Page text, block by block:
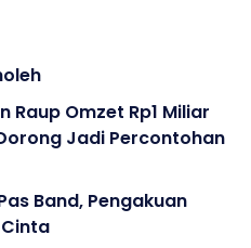
Raup Omzet Rp1 Miliar
Jadi Percontohan
Band, Pengakuan